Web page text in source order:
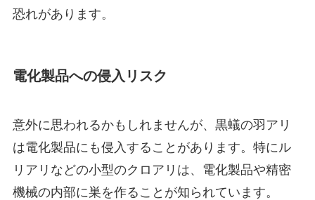
恐れがあります。
電化製品への侵入リスク
意外に思われるかもしれませんが、黒蟻の羽アリ
は電化製品にも侵入することがあります。特にル
リアリなどの小型のクロアリは、電化製品や精密
機械の内部に巣を作ることが知られています。